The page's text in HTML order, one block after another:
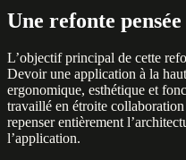
Une refonte
L’objectif principal de cette
Devoir une application à la
ergonomique, esthétique et
travaillé en étroite
repenser entièrement
l’application.